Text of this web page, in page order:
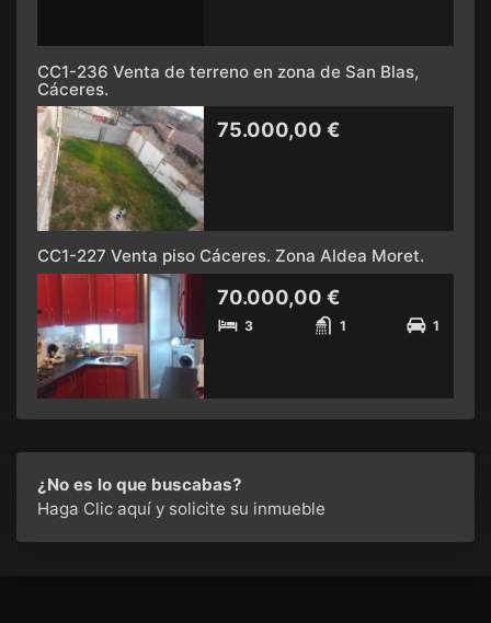
CC1-236 Venta de terreno en zona de San Blas,
Cáceres.
75.000,00 €
CC1-227 Venta piso Cáceres. Zona Aldea Moret.
70.000,00 €
3 1 1
¿No es lo que buscabas?
Haga Clic aquí y solicite su inmueble